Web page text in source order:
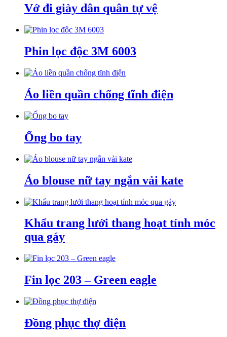
Vớ đi giày dân quân tự vệ
Phin lọc độc 3M 6003
Áo liền quần chống tĩnh điện
Ống bo tay
Áo blouse nữ tay ngắn vải kate
Khẩu trang lưới thang hoạt tính móc
qua gáy
Fin lọc 203 – Green eagle
Đồng phục thợ điện